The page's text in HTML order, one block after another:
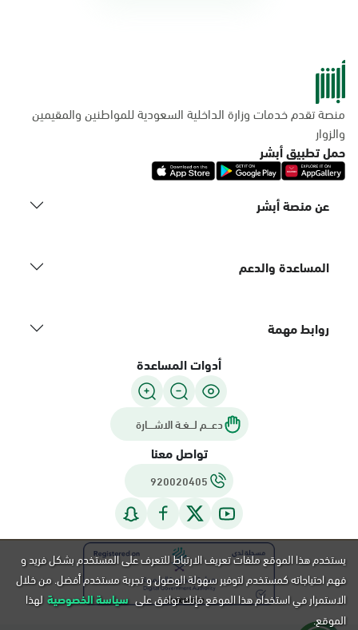
منصة تقدم خدمات وزارة الداخلية السعودية للمواطنين والمقيمين
والزوار
حمل تطبيق أبشر
عن منصة أبشر
المساعدة والدعم
روابط مهمة
أدوات المساعدة
دعـــم لـــغـة الاشــــارة
تواصل معنا
920020405
يستخدم هذا الموقع ملفات تعريف الارتباط للتعرف على المستخدم بشكل فريد و
فهم احتياجاته كمستخدم لتوفير سهولة الوصول و تجربة مستخدم أفضل. من خلال
الاستمرار في استخدام هذا الموقع فإنك توافق على سياسة الخصوصية لهذا
الموقع.